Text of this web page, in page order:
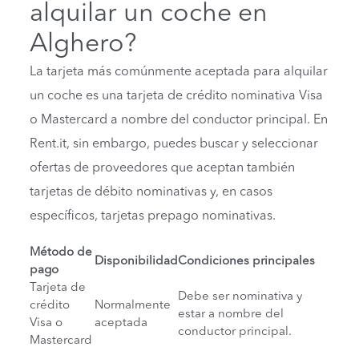
alquilar un coche en
Alghero?
La tarjeta más comúnmente aceptada para alquilar
un coche es una tarjeta de crédito nominativa Visa
o Mastercard a nombre del conductor principal. En
Rent.it, sin embargo, puedes buscar y seleccionar
ofertas de proveedores que aceptan también
tarjetas de débito nominativas y, en casos
específicos, tarjetas prepago nominativas.
Método de
pago
Disponibilidad Condiciones principales
Tarjeta de
crédito
Visa o
Mastercard
Normalmente
aceptada
Debe ser nominativa y
estar a nombre del
conductor principal.